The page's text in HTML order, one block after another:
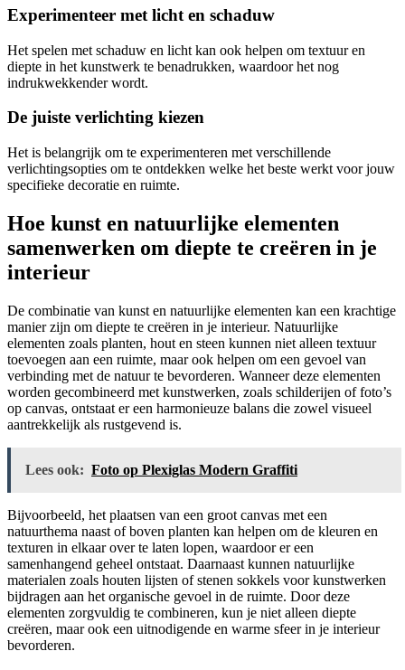
Experimenteer met licht en schaduw
Het spelen met schaduw en licht kan ook helpen om textuur en
diepte in het kunstwerk te benadrukken, waardoor het nog
indrukwekkender wordt.
De juiste verlichting kiezen
Het is belangrijk om te experimenteren met verschillende
verlichtingsopties om te ontdekken welke het beste werkt voor jouw
specifieke decoratie en ruimte.
Hoe kunst en natuurlijke elementen
samenwerken om diepte te creëren in je
interieur
De combinatie van kunst en natuurlijke elementen kan een krachtige
manier zijn om diepte te creëren in je interieur. Natuurlijke
elementen zoals planten, hout en steen kunnen niet alleen textuur
toevoegen aan een ruimte, maar ook helpen om een gevoel van
verbinding met de natuur te bevorderen. Wanneer deze elementen
worden gecombineerd met kunstwerken, zoals schilderijen of foto’s
op canvas, ontstaat er een harmonieuze balans die zowel visueel
aantrekkelijk als rustgevend is.
Lees ook: Foto op Plexiglas Modern Graffiti
Bijvoorbeeld, het plaatsen van een groot canvas met een
natuurthema naast of boven planten kan helpen om de kleuren en
texturen in elkaar over te laten lopen, waardoor er een
samenhangend geheel ontstaat. Daarnaast kunnen natuurlijke
materialen zoals houten lijsten of stenen sokkels voor kunstwerken
bijdragen aan het organische gevoel in de ruimte. Door deze
elementen zorgvuldig te combineren, kun je niet alleen diepte
creëren, maar ook een uitnodigende en warme sfeer in je interieur
bevorderen.